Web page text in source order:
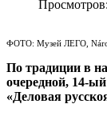
ФОТО: Музей ЛЕГО,
По традиции в
очередной, 14-ый
«Деловая